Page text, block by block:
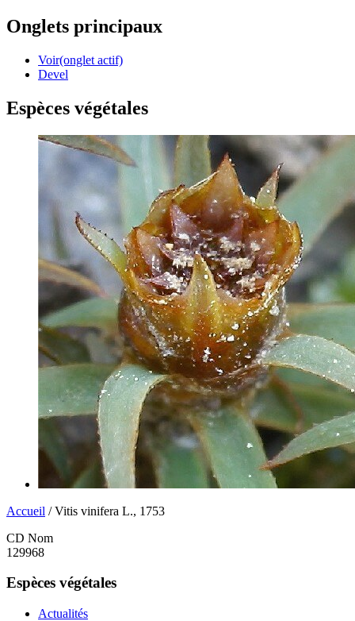
Onglets principaux
Voir(onglet actif)
Devel
Espèces végétales
Accueil / Vitis vinifera L., 1753
CD Nom
129968
Espèces végétales
Actualités